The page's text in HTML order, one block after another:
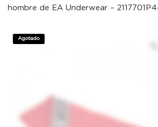
hombre de EA Underwear –
Agotado